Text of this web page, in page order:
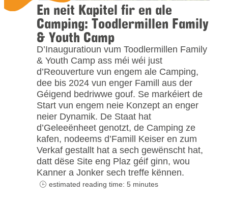
En neit Kapitel fir en ale
Camping: Toodlermillen Family
& Youth Camp
D’Inauguratioun vum Toodlermillen Family
& Youth Camp ass méi wéi just
d’Reouverture vun engem ale Camping,
dee bis 2024 vun enger Famill aus der
Géigend bedriwwe gouf. Se markéiert de
Start vun engem neie Konzept an enger
neier Dynamik. De Staat hat
d’Geleeënheet genotzt, de Camping ze
kafen, nodeems d’Famill Keiser en zum
Verkaf gestallt hat a sech gewënscht hat,
datt dëse Site eng Plaz géif ginn, wou
Kanner a Jonker sech treffe kënnen.
estimated reading time: 5 minutes